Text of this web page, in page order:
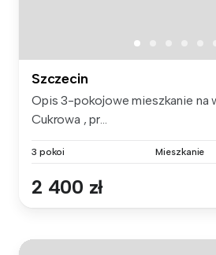
Szczecin
Opis 3-pokojowe mieszkanie na
Cukrowa , pr...
3 pokoi Mieszkanie
2 400 zł